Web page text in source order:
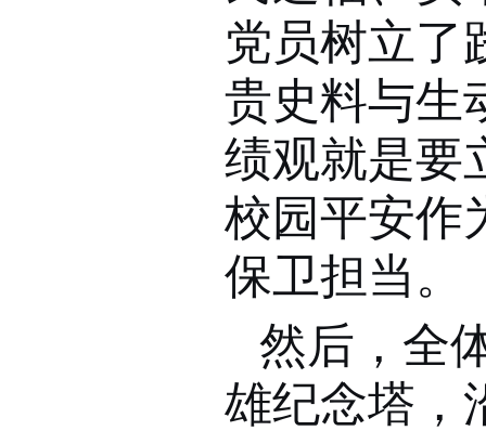
党员树立了
贵史料与生
绩观就是要
校园平安作
保卫担当。
然后，全
雄纪念塔，